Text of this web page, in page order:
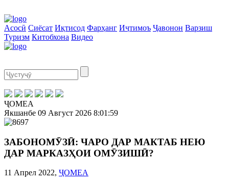
Асосӣ Сиёсат Иқтисод Фарҳанг Иҷтимоъ Ҷавонон Варзиш
Туризм Китобхона Видео
ҶОМЕА
Якшанбе 09 Август 2026 8:01:59
ЗАБОНОМӮЗӢ: ЧАРО ДАР МАКТАБ НЕЮ
ДАР МАРКАЗҲОИ ОМӮЗИШӢ?
11 Апрел 2022, ҶОМЕА